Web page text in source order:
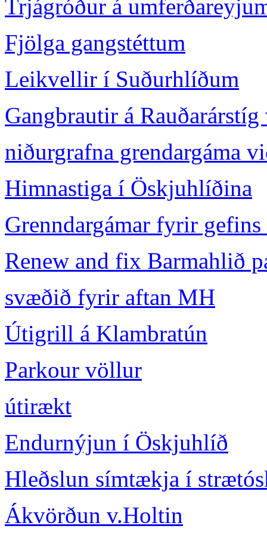
Trjágróður á
Fjölga gangstéttum
Leikvellir í Suðurhlíðum
Gangbrautir á
niðurgrafna grendargáma
Himnastiga í Öskjuhlíðina
Grenndargámar fyrir
Renew and fix Barmahlið
svæðið fyrir aftan MH
Útigrill á Klambratún
Parkour völlur
útirækt
Endurnýjun í Öskjuhlíð
Hleðslun símtækja í
Ákvörðun v.Holtin